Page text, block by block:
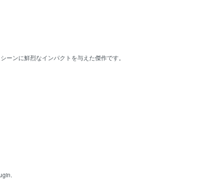
ンに鮮烈なインパクトを与えた傑作です。
.